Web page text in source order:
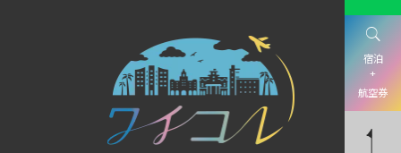
宿泊
+
航空券